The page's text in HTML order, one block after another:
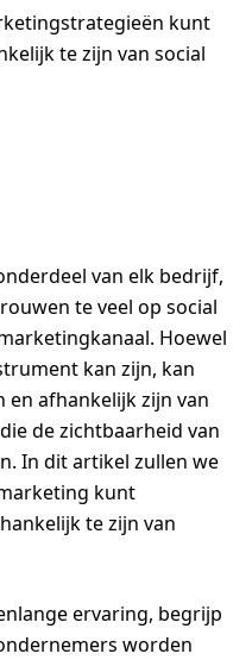
kunt
te zijn van social
van elk bedrijf,
te veel op social
Hoewel
kan zijn, kan
afhankelijk zijn van
de zichtbaarheid van
In dit artikel zullen we
kunt
te zijn van
ervaring, begrijp
worden